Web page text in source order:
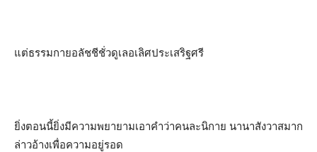
แต่ธรรมกายอลัชชีชั่วดูเลอเลิศประเสริฐศรี
ยิ่งตอนนี้ยิ่งมีความพยายามเอาคำว่าคนละนิกาย นานาสังวาสมาก
ล่าวอ้างเพื่อความอยู่รอด